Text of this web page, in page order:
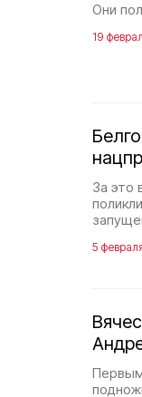
Они
19
За это
5